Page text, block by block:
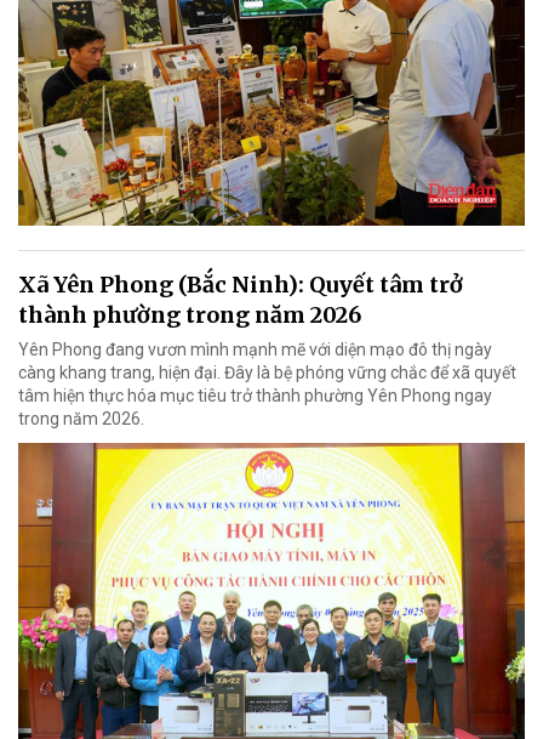
Xã Yên Phong (Bắc Ninh): Quyết tâm trở
thành phường trong năm 2026
Yên Phong đang vươn mình mạnh mẽ với diện mạo đô thị ngày
càng khang trang, hiện đại. Đây là bệ phóng vững chắc để xã quyết
tâm hiện thực hóa mục tiêu trở thành phường Yên Phong ngay
trong năm 2026.